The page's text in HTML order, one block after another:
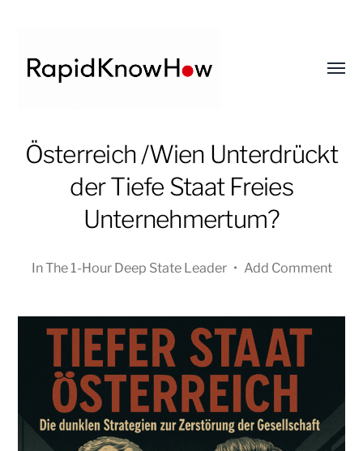
RapidKnowHow
DECISION
MASTER
Österreich /Wien Unterdrückt
der Tiefe Staat Freies
Unternehmertum?
InThe 1-Hour Deep State Leader • Add Comment